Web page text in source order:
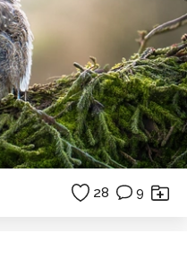
28 9